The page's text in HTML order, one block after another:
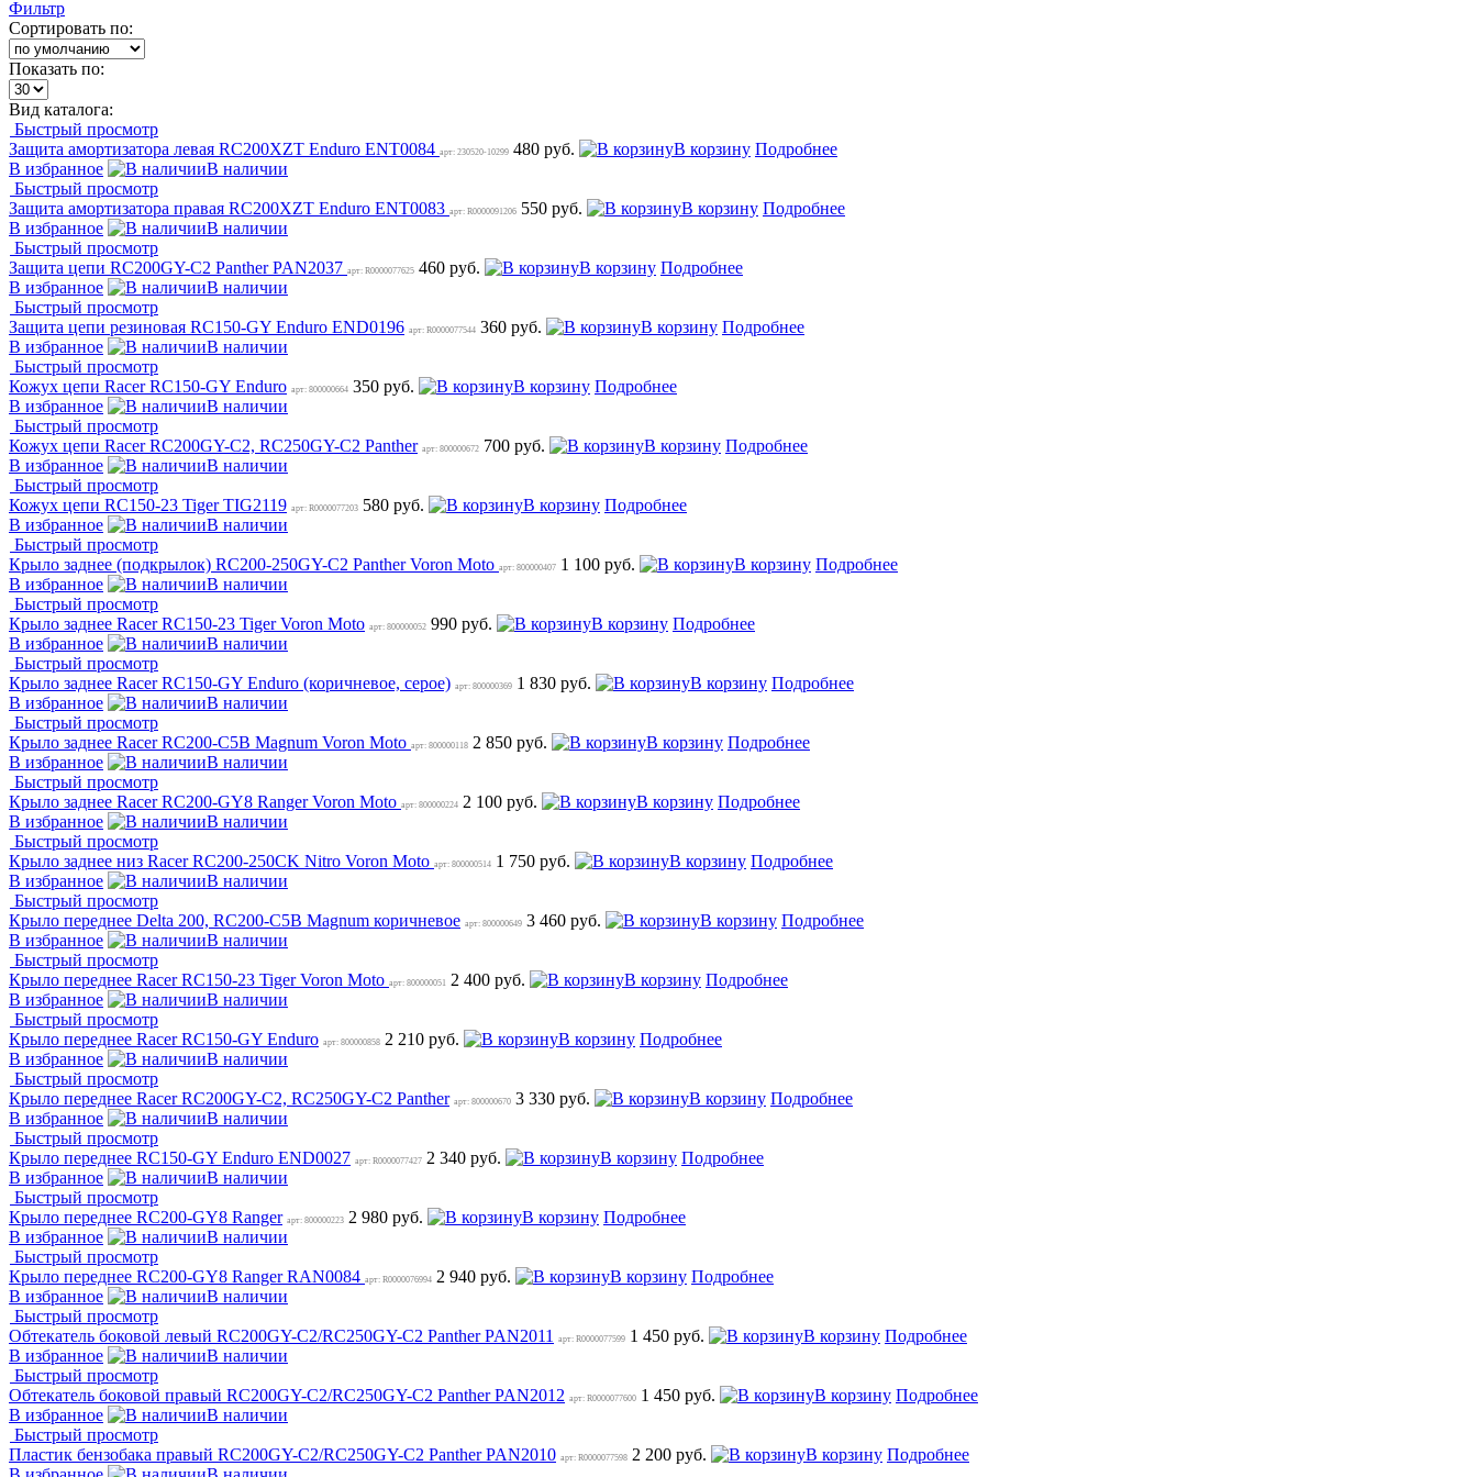
Фильтр
Сортировать по:
Показать по:
Вид каталога:
Быстрый просмотр
Защита амортизатора левая RC200XZT Enduro ENT0084 арт: 230520-10299 480 руб. В корзину Подробнее
В избранное
В наличии
Быстрый просмотр
Защита амортизатора правая RC200XZT Enduro ENT0083 арт: R0000091206 550 руб. В корзину Подробнее
В избранное
В наличии
Быстрый просмотр
Защита цепи RC200GY-C2 Panther PAN2037 арт: R0000077625 460 руб. В корзину Подробнее
В избранное
В наличии
Быстрый просмотр
Защита цепи резиновая RC150-GY Enduro END0196 арт: R0000077544 360 руб. В корзину Подробнее
В избранное
В наличии
Быстрый просмотр
Кожух цепи Racer RC150-GY Enduro арт: 800000664 350 руб. В корзину Подробнее
В избранное
В наличии
Быстрый просмотр
Кожух цепи Racer RC200GY-C2, RC250GY-C2 Panther арт: 800000672 700 руб. В корзину Подробнее
В избранное
В наличии
Быстрый просмотр
Кожух цепи RC150-23 Tiger TIG2119 арт: R0000077203 580 руб. В корзину Подробнее
В избранное
В наличии
Быстрый просмотр
Крыло заднее (подкрылок) RC200-250GY-C2 Panther Voron Moto арт: 800000407 1 100 руб. В корзину Подробнее
В избранное
В наличии
Быстрый просмотр
Крыло заднее Racer RC150-23 Tiger Voron Moto арт: 800000052 990 руб. В корзину Подробнее
В избранное
В наличии
Быстрый просмотр
Крыло заднее Racer RC150-GY Enduro (коричневое, серое) арт: 800000369 1 830 руб. В корзину Подробнее
В избранное
В наличии
Быстрый просмотр
Крыло заднее Racer RC200-C5B Magnum Voron Moto арт: 800000118 2 850 руб. В корзину Подробнее
В избранное
В наличии
Быстрый просмотр
Крыло заднее Racer RC200-GY8 Ranger Voron Moto арт: 800000224 2 100 руб. В корзину Подробнее
В избранное
В наличии
Быстрый просмотр
Крыло заднее низ Racer RC200-250CK Nitro Voron Moto арт: 800000514 1 750 руб. В корзину Подробнее
В избранное
В наличии
Быстрый просмотр
Крыло переднее Delta 200, RC200-C5B Magnum коричневое арт: 800000649 3 460 руб. В корзину Подробнее
В избранное
В наличии
Быстрый просмотр
Крыло переднее Racer RC150-23 Tiger Voron Moto арт: 800000051 2 400 руб. В корзину Подробнее
В избранное
В наличии
Быстрый просмотр
Крыло переднее Racer RC150-GY Enduro арт: 800000858 2 210 руб. В корзину Подробнее
В избранное
В наличии
Быстрый просмотр
Крыло переднее Racer RC200GY-C2, RC250GY-C2 Panther арт: 800000670 3 330 руб. В корзину Подробнее
В избранное
В наличии
Быстрый просмотр
Крыло переднее RC150-GY Enduro END0027 арт: R0000077427 2 340 руб. В корзину Подробнее
В избранное
В наличии
Быстрый просмотр
Крыло переднее RC200-GY8 Ranger арт: 800000223 2 980 руб. В корзину Подробнее
В избранное
В наличии
Быстрый просмотр
Крыло переднее RC200-GY8 Ranger RAN0084 арт: R0000076994 2 940 руб. В корзину Подробнее
В избранное
В наличии
Быстрый просмотр
Обтекатель боковой левый RC200GY-C2/RC250GY-C2 Panther PAN2011
арт: R0000077599 1 450 руб. В корзину Подробнее
В избранное
В наличии
Быстрый просмотр
Обтекатель боковой правый RC200GY-C2/RC250GY-C2 Panther PAN2012 арт: R0000077600 1 450 руб. В корзину Подробнее
В избранное
В наличии
Быстрый просмотр
Пластик бензобака правый RC200GY-C2/RC250GY-C2 Panther PAN2010 арт: R0000077598 2 200 руб. В корзину Подробнее